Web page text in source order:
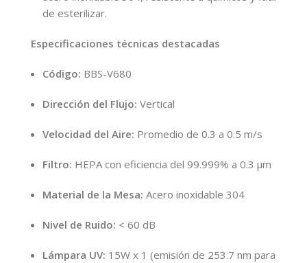
de esterilizar.
Especificaciones técnicas destacadas
Código: BBS-V680
Dirección del Flujo: Vertical
Velocidad del Aire: Promedio de 0.3 a 0.5 m/s
Filtro: HEPA con eficiencia del 99.999% a 0.3 μm
Material de la Mesa: Acero inoxidable 304
Nivel de Ruido: < 60 dB
Lámpara UV: 15W x 1 (emisión de 253.7 nm para